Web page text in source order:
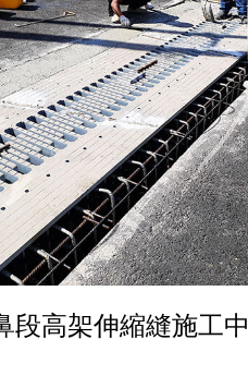
段高架伸縮縫施工中